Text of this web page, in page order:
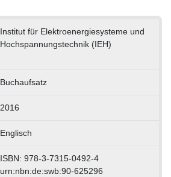
Institut für Elektroenergiesysteme und
Hochspannungstechnik (IEH)
Buchaufsatz
2016
Englisch
ISBN: 978-3-7315-0492-4
urn:nbn:de:swb:90-625296